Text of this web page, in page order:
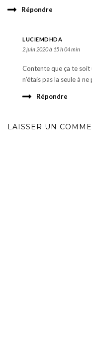
Répondre
LUCIEMDHDA
2 juin 2020 à 15 h 04 min
Contente que ça te soit
n’étais pas la seule à
Répondre
LAISSER UN